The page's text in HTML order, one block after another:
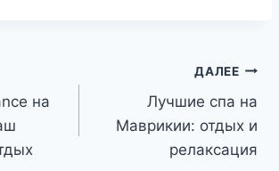
на
ДАЛЕЕ
Лучшие спа на
Маврикии: отдых и
релаксация